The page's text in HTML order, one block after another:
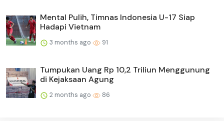
Mental Pulih, Timnas Indonesia U-17 Siap
Hadapi Vietnam
3 months ago 91
Tumpukan Uang Rp 10,2 Triliun Menggunung
di Kejaksaan Agung
2 months ago 86